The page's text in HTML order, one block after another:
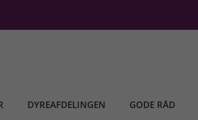
DYREAFDELINGEN GODE RÅD